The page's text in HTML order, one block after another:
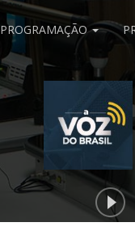
PROGRAMAÇÃO